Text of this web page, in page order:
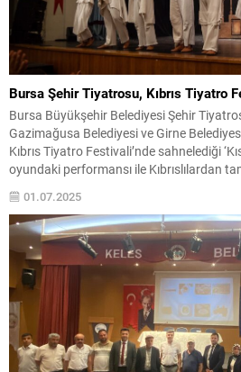
Bursa Şehir Tiyatrosu, Kıbrıs Tiyatro
Bursa Büyükşehir Belediyesi Şehir
Gazimağusa Belediyesi ve Girne
Kıbrıs Tiyatro Festivali’nde sahnelediği
oyundaki performansı ile Kıbrıslılardan
Cumhuriyeti’nde (KKTC) Lefkoşa Türk
Belediyesi ve Girne Belediyesi iş birliğiyle
01.07.2025